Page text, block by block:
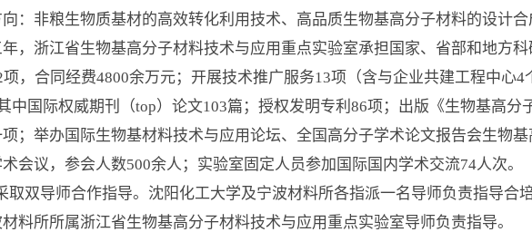
：非粮生物质基材的高效转化利用技术、高品质生物基高分子材料的设计
，浙江省生物基高分子材料技术与应用重点实验室承担国家、省部和地方科
，合同经费4800余万元；开展技术推广服务13项（含与企业共建工程中心
中国际权威期刊（top）论文103篇；授权发明专利86项；出版《生物基高分
；举办国际生物基材料技术与应用论坛、全国高分子学术论文报告会生物
会议，参会人数500余人；实验室固定人员参加国际国内学术交流74人次。
双导师合作指导。沈阳化工大学及宁波材料所各指派一名导师负责指导合
料所所属浙江省生物基高分子材料技术与应用重点实验室导师负责指导。